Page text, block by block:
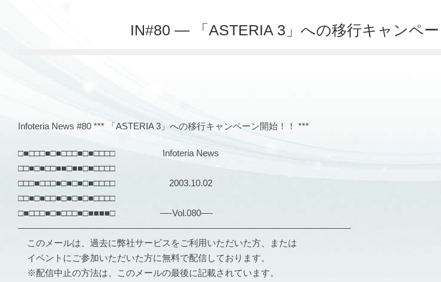
IN#80 — 「ASTERIA 3」への移行キャンペー
Infoteria News #80 *** 「ASTERIA 3」への移行キャンペーン開始！！ ***
□■□□□■□■□□□■□■□□□□ Infoteria News
□□■□■□□■■□■■□■□□□□
□□□■□□□■□■□■□■□□□□ 2003.10.02
□□■□■□□■□■□■□■□□□□
□■□□□■□■□□□■□■■■■□ —-Vol.080—-
―――――――――――――――――――――――――――――――――――――
このメールは、過去に弊社サービスをご利用いただいた方、または
イベントにご参加いただいた方に無料で配信しております。
※配信中止の方法は、このメールの最後に記載されています。